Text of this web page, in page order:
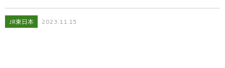
JR東日本 2023.11.15